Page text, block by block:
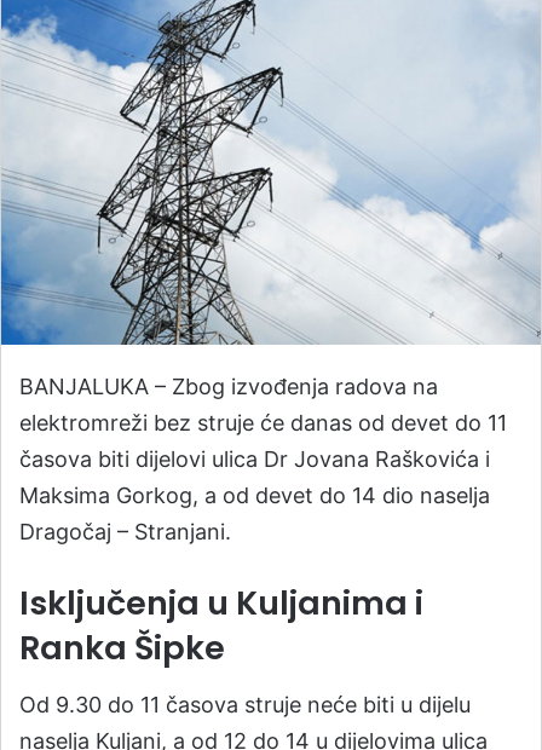
BANJALUKA – Zbog izvođenja radova na
elektromreži bez struje će danas od devet do 11
časova biti dijelovi ulica Dr Jovana Raškovića i
Maksima Gorkog, a od devet do 14 dio naselja
Dragočaj – Stranjani.
Isključenja u Kuljanima i
Ranka Šipke
Od 9.30 do 11 časova struje neće biti u dijelu
naselja Kuljani, a od 12 do 14 u dijelovima ulica